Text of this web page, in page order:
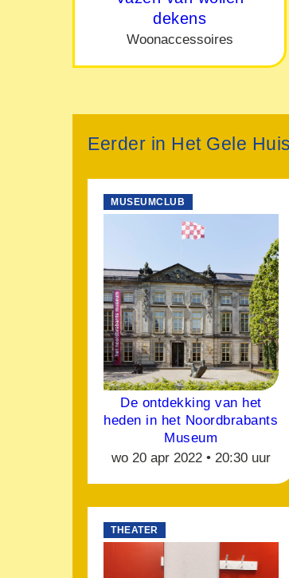
dekens
Woonaccessoires
Eerder in Het Gele
MUSEUMCLUB
De ontdekking van het
heden in het Noordbrabants
Museum
wo 20 apr 2022 • 20:30 uur
THEATER